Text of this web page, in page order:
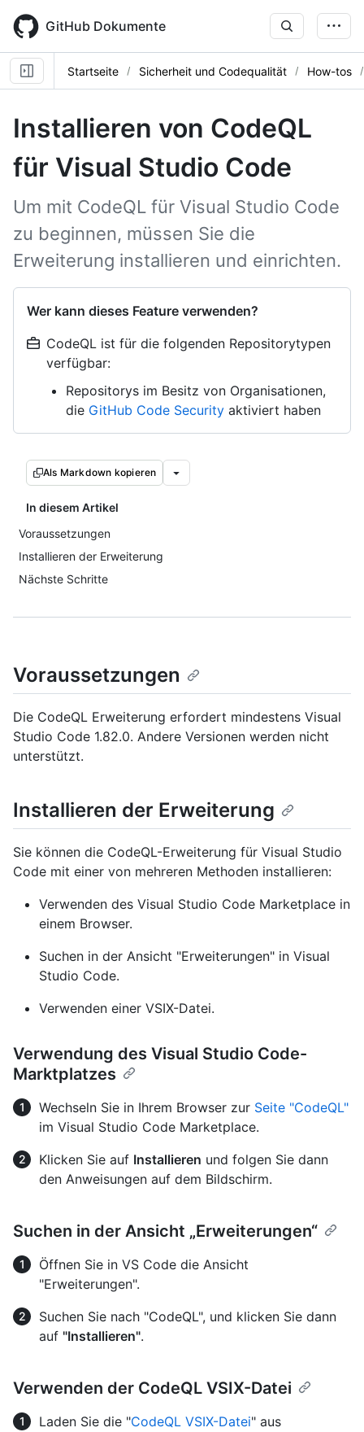
main
content
GitHub Dokumente
Startseite Sicherheit und Codequalität How-tos
Installieren von CodeQL
für Visual Studio Code
Um mit CodeQL für Visual Studio Code
zu beginnen, müssen Sie die
Erweiterung installieren und einrichten.
Wer kann dieses Feature verwenden?
CodeQL ist für die folgenden Repositorytypen
verfügbar:
Repositorys im Besitz von Organisationen,
die GitHub Code Security aktiviert haben
Als Markdown kopieren
In diesem Artikel
Voraussetzungen
Installieren der Erweiterung
Nächste Schritte
Voraussetzungen
Die CodeQL Erweiterung erfordert mindestens Visual
Studio Code 1.82.0. Andere Versionen werden nicht
unterstützt.
Installieren der Erweiterung
Sie können die CodeQL-Erweiterung für Visual Studio
Code mit einer von mehreren Methoden installieren:
Verwenden des Visual Studio Code Marketplace in
einem Browser.
Suchen in der Ansicht "Erweiterungen" in Visual
Studio Code.
Verwenden einer VSIX-Datei.
Verwendung des Visual Studio Code-
Marktplatzes
Wechseln Sie in Ihrem Browser zur Seite "CodeQL"
im Visual Studio Code Marketplace.
Klicken Sie auf Installieren und folgen Sie dann
den Anweisungen auf dem Bildschirm.
Suchen in der Ansicht „Erweiterungen“
Öffnen Sie in VS Code die Ansicht
"Erweiterungen".
Suchen Sie nach "CodeQL", und klicken Sie dann
auf "Installieren".
Verwenden der CodeQL VSIX-Datei
Laden Sie die "CodeQL VSIX-Datei" aus